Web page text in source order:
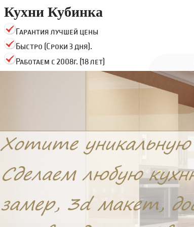
Кухни Кубинка
Гарантия лучшей цены
Быстро (Сроки 3 дня).
Работаем с 2008г. (18 лет)